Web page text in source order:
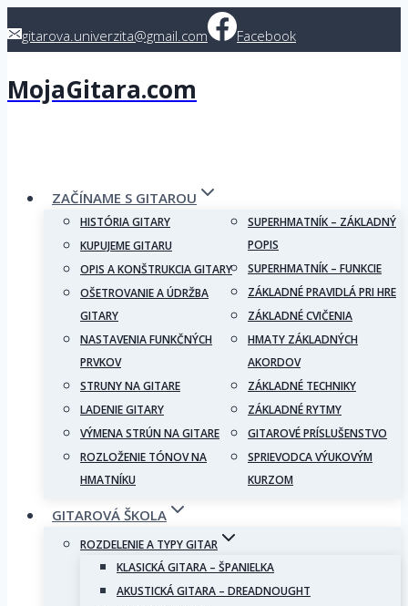
togitarova.univerzita@gmail.com Facebook
MojaGitara.com
ZAČÍNAME S GITAROU
HISTÓRIA GITARY
KUPUJEME GITARU
OPIS A KONŠTRUKCIA GITARY
OŠETROVANIE A ÚDRŽBA
GITARY
NASTAVENIA FUNKČNÝCH
PRVKOV
STRUNY NA GITARE
LADENIE GITARY
VÝMENA STRÚN NA GITARE
ROZLOŽENIE TÓNOV NA
HMATNÍKU
SUPERHMATNÍK – ZÁKLADNÝ
POPIS
SUPERHMATNÍK – FUNKCIE
ZÁKLADNÉ PRAVIDLÁ PRI HRE
ZÁKLADNÉ CVIČENIA
HMATY ZÁKLADNÝCH
AKORDOV
ZÁKLADNÉ TECHNIKY
ZÁKLADNÉ RYTMY
GITAROVÉ PRÍSLUŠENSTVO
SPRIEVODCA VÝUKOVÝM
KURZOM
GITAROVÁ ŠKOLA
ROZDELENIE A TYPY GITAR
KLASICKÁ GITARA – ŠPANIELKA
AKUSTICKÁ GITARA – DREADNOUGHT